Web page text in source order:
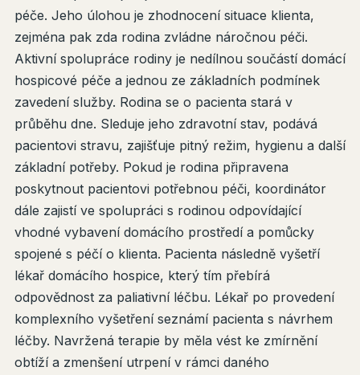
péče. Jeho úlohou je zhodnocení situace klienta,
zejména pak zda rodina zvládne náročnou péči.
Aktivní spolupráce rodiny je nedílnou součástí domácí
hospicové péče a jednou ze základních podmínek
zavedení služby. Rodina se o pacienta stará v
průběhu dne. Sleduje jeho zdravotní stav, podává
pacientovi stravu, zajišťuje pitný režim, hygienu a další
základní potřeby. Pokud je rodina připravena
poskytnout pacientovi potřebnou péči, koordinátor
dále zajistí ve spolupráci s rodinou odpovídající
vhodné vybavení domácího prostředí a pomůcky
spojené s péčí o klienta. Pacienta následně vyšetří
lékař domácího hospice, který tím přebírá
odpovědnost za paliativní léčbu. Lékař po provedení
komplexního vyšetření seznámí pacienta s návrhem
léčby. Navržená terapie by měla vést ke zmírnění
obtíží a zmenšení utrpení v rámci daného